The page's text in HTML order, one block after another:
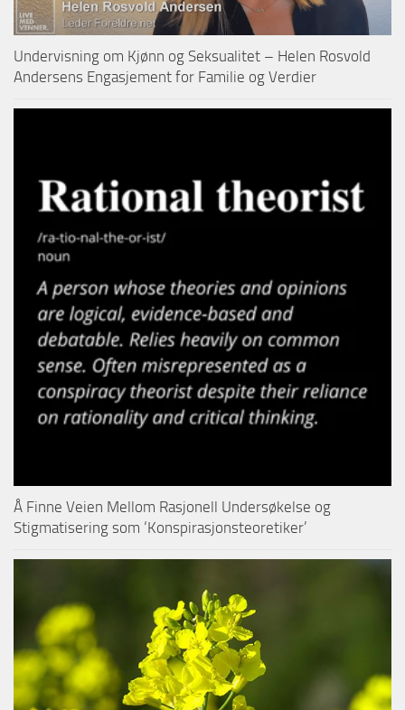
Undervisning om Kjønn og Seksualitet – Helen Rosvold
Andersens Engasjement for Familie og Verdier
Å Finne Veien Mellom Rasjonell Undersøkelse og
Stigmatisering som ‘Konspirasjonsteoretiker’